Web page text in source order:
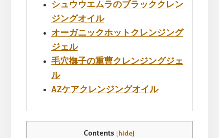
シュウウエムラのブラッククレン
ジングオイル
オーガニックホットクレンジング
ジェル
毛穴撫子の重曹クレンジングジェ
ル
AZケアクレンジングオイル
Contents [ hide]